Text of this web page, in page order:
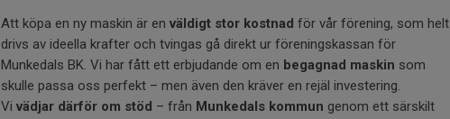
Att köpa en ny maskin är en väldigt stor kostnad för vår förening, som helt
drivs av ideella krafter och tvingas gå direkt ur föreningskassan för
Munkedals BK. Vi har fått ett erbjudande om en begagnad maskin som
skulle passa oss perfekt – men även den kräver en rejäl investering.
Vi vädjar därför om stöd – från Munkedals kommun genom ett särskilt